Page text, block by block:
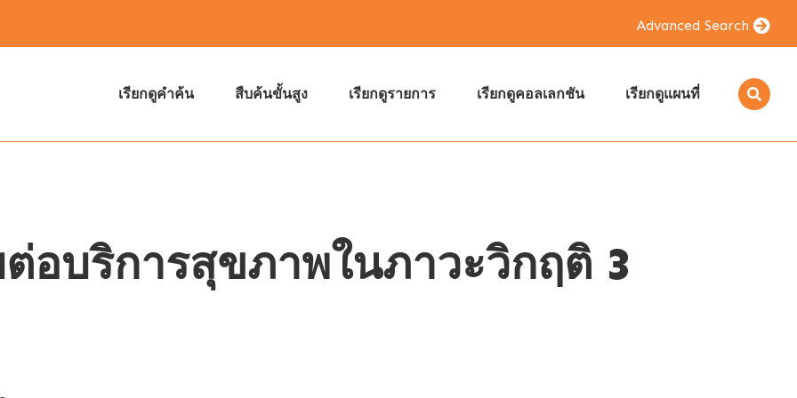
Advanced Search
เรียกดูคำค้น สืบค้นขั้นสูง เรียกดูรายการ เรียกดูคอลเลกชัน เรียกดูแผนที่
อบริการสุขภาพในภาวะวิกฤติ 3